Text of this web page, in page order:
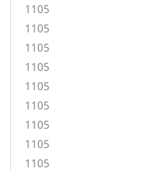
1105
1105
1105
1105
1105
1105
1105
1105
1105